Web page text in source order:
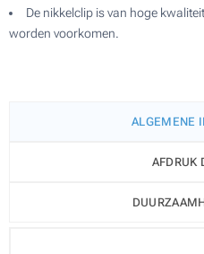
De nikkelclip is van hoge
worden voorkomen.
ALGEMENE
AFDRUK